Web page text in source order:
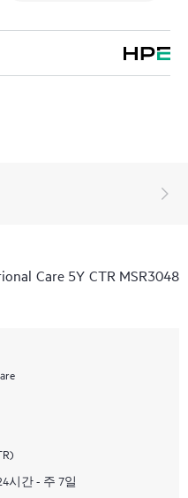
Care 5Y CTR MSR3048
시간 - 주 7일